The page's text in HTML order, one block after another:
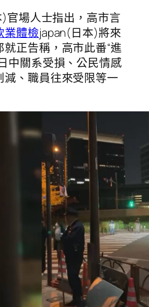
官場人士指出，高市言
業體檢japan(日本)將來
正告稱，高市此番“進
中關系受損、公民情感
、職員往來受限等一